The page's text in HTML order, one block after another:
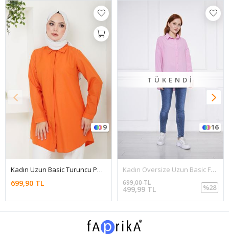
9
Kadın Uzun Basic Turuncu Polo Yaka Tesettür Gömlek Elbise
699,90 TL
TÜKENDI
16
Kadın Oversize Uzun Basic Fuşya Gömlek
499,99 TL
699,00 TL
%28